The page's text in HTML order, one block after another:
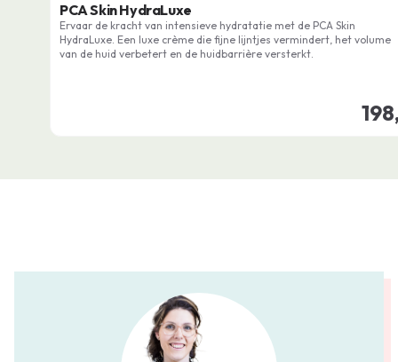
PCA Skin HydraLuxe
Ervaar de kracht van intensieve hydratatie met de PCA Skin
HydraLuxe. Een luxe crème die fijne lijntjes vermindert, het volume
van de huid verbetert en de huidbarrière versterkt.